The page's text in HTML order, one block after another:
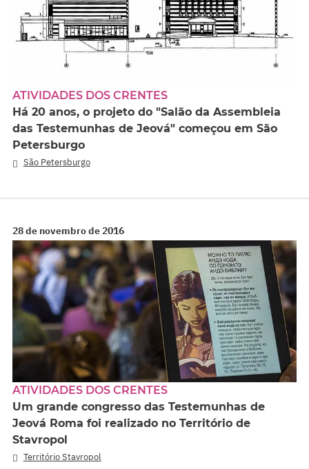
ATIVIDADES DOS CRENTES
Há 20 anos, o projeto do "Salão da Assembleia
das Testemunhas de Jeová" começou em São
Petersburgo
São Petersburgo
28 de novembro de 2016
ATIVIDADES DOS CRENTES
Um grande congresso das Testemunhas de
Jeová Roma foi realizado no Território de
Stavropol
Território Stavropol